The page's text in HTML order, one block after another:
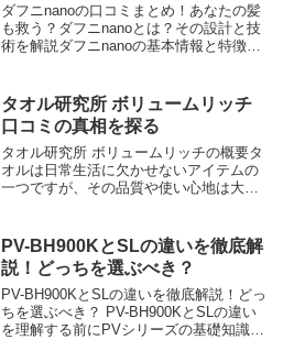
ダフニnanoの口コミまとめ！あなたの髪
も救う？ダフニnanoとは？その設計と技
術を解説ダフニnanoの基本情報と特徴ダ
ルです。プレートが内蔵されたブラシ形
状で、髪...
タオル研究所 ボリュームリッチ
口コミの真相を探る
タオル研究所 ボリュームリッチの概要タ
オルは日常生活に欠かせないアイテムの
一つですが、その品質や使い心地は大き
た吸水性で注目されているタオルの一つ
です。本記事では、タオル...
PV-BH900KとSLの違いを徹底解
説！どっちを選ぶべき？
PV-BH900KとSLの違いを徹底解説！どっ
ちを選ぶべき？ PV-BH900KとSLの違い
を理解する前にPVシリーズの基礎知識：